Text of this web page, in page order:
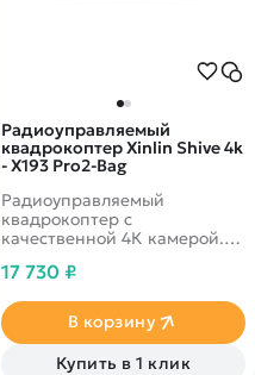
Радиоуправляемый
квадрокоптер Xinlin Shive 4k
- X193 Pro2-Bag
Радиоуправляемый
квадрокоптер с
качественной 4К камерой.
облегчит Вам логистику
Установлены новые тихие и
мощные бесколлекторные
двигатели.&nbsp;
17 730 ₽
В корзину
Купить в 1 клик